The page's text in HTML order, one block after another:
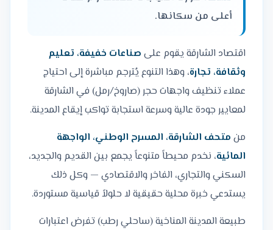
أعلى من سكانها.
اقتصاد الشارقة يقوم على صناعات خفيفة، تعليم
وثقافة، تجارة، وهذا التنوع يُترجم مباشرة إلى احتياج
عملاء تنظيف واجهات حجر (صاروخ/رمل) في الشارقة
لمعايير جودة عالية وسرعة استجابة تواكب إيقاع المدينة.
من متحف الشارقة، المسرح الوطني، الواجهة
المائية، نخدم محيطاً متنوعاً يجمع بين القديم والجديد،
السكني والتجاري، الفاخر والاقتصادي — وكل ذلك
يستدعي خبرة محلية حقيقية لا حلولاً قياسية مستوردة.
طبيعة المدينة المناخية (ساحلي رطب) تفرض اعتبارات